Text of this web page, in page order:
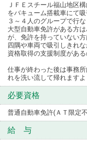
ＪＦＥスチール福山地区
をバキューム搭載車にて吸
３～４人のグループで行な
大型自動車免許がある方
が、免許を持っていない
四隅や車両で吸引しきれ
資格取得の支援制度があ
仕事が終わった後は事務
れを洗い流して帰れますよ
必要資格
普通自動車免許(ＡＴ限定
給 与